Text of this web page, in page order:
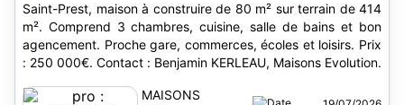
Saint-Prest, maison à construire de 80 m² sur terrain de 414
m². Comprend 3 chambres, cuisine, salle de bains et bon
agencement. Proche gare, commerces, écoles et loisirs. Prix
: 250 000€. Contact : Benjamin KERLEAU, Maisons Evolution.
MAISONS